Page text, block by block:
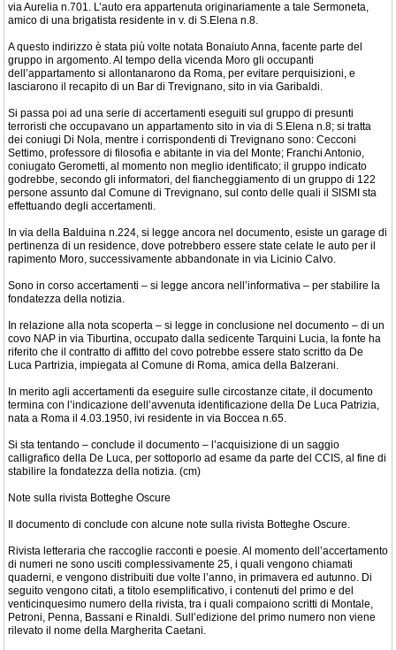
via Aurelia n.701. L’auto era appartenuta originariamente a tale Sermoneta,
amico di una brigatista residente in v. di S.Elena n.8.
A questo indirizzo è stata più volte notata Bonaiuto Anna, facente parte del
gruppo in argomento. Al tempo della vicenda Moro gli occupanti
dell’appartamento si allontanarono da Roma, per evitare perquisizioni, e
lasciarono il recapito di un Bar di Trevignano, sito in via Garibaldi.
Si passa poi ad una serie di accertamenti eseguiti sul gruppo di presunti
terroristi che occupavano un appartamento sito in via di S.Elena n.8; si tratta
dei coniugi Di Nola, mentre i corrispondenti di Trevignano sono: Cecconi
Settimo, professore di filosofia e abitante in via del Monte; Franchi Antonio,
coniugato Gerometti, al momento non meglio identificato; il gruppo indicato
godrebbe, secondo gli informatori, del fiancheggiamento di un gruppo di 122
persone assunto dal Comune di Trevignano, sul conto delle quali il SISMI sta
effettuando degli accertamenti.
In via della Balduina n.224, si legge ancora nel documento, esiste un garage di
pertinenza di un residence, dove potrebbero essere state celate le auto per il
rapimento Moro, successivamente abbandonate in via Licinio Calvo.
Sono in corso accertamenti – si legge ancora nell’informativa – per stabilire la
fondatezza della notizia.
In relazione alla nota scoperta – si legge in conclusione nel documento – di un
covo NAP in via Tiburtina, occupato dalla sedicente Tarquini Lucia, la fonte ha
riferito che il contratto di affitto del covo potrebbe essere stato scritto da De
Luca Partrizia, impiegata al Comune di Roma, amica della Balzerani.
In merito agli accertamenti da eseguire sulle circostanze citate, il documento
termina con l’indicazione dell’avvenuta identificazione della De Luca Patrizia,
nata a Roma il 4.03.1950, ivi residente in via Boccea n.65.
Si sta tentando – conclude il documento – l’acquisizione di un saggio
calligrafico della De Luca, per sottoporlo ad esame da parte del CCIS, al fine di
stabilire la fondatezza della notizia. (cm)
Note sulla rivista Botteghe Oscure
Il documento di conclude con alcune note sulla rivista Botteghe Oscure.
Rivista letteraria che raccoglie racconti e poesie. Al momento dell’accertamento
di numeri ne sono usciti complessivamente 25, i quali vengono chiamati
quaderni, e vengono distribuiti due volte l’anno, in primavera ed autunno. Di
seguito vengono citati, a titolo esemplificativo, i contenuti del primo e del
venticinquesimo numero della rivista, tra i quali compaiono scritti di Montale,
Petroni, Penna, Bassani e Rinaldi. Sull’edizione del primo numero non viene
rilevato il nome della Margherita Caetani.